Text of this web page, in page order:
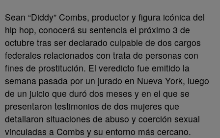
Sean “Diddy” Combs, productor y figura icónica del
hip hop, conocerá su sentencia el próximo 3 de
octubre tras ser declarado culpable de dos cargos
federales relacionados con trata de personas con
fines de prostitución. El veredicto fue emitido la
semana pasada por un jurado en Nueva York, luego
de un juicio que duró dos meses y en el que se
presentaron testimonios de dos mujeres que
detallaron situaciones de abuso y coerción sexual
vinculadas a Combs y su entorno más cercano.